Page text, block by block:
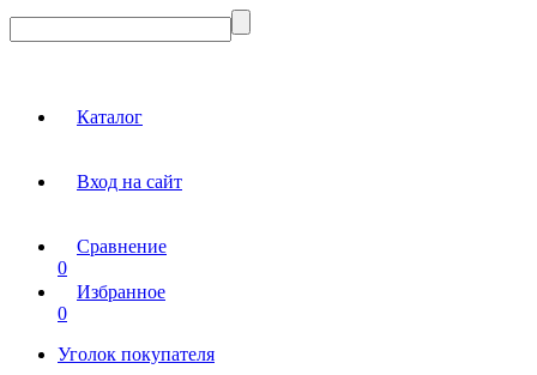
Каталог
Вход на сайт
Сравнение
0
Избранное
0
Уголок покупателя